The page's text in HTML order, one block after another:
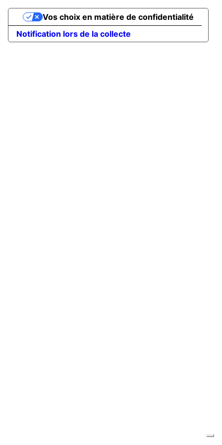
Notification lors de la collecte
Vos choix en matière de confidentialité